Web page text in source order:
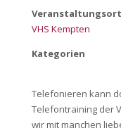
Veranstaltungsort
VHS Kempten
Kategorien
Telefonieren kann
Telefontraining der
wir mit manchen